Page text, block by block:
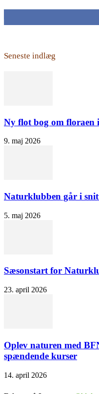
Seneste indlæg
Ny flot bog om floraen
9. maj 2026
Naturklubben går i
5. maj 2026
Sæsonstart for
23. april 2026
Oplev naturen med
spændende kurser
14. april 2026